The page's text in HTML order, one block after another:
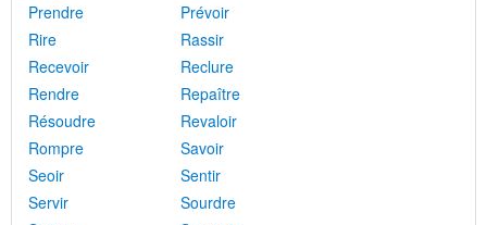
Prendre
Prévoir
Rire
Rassir
Recevoir
Reclure
Rendre
Repaître
Résoudre
Revaloir
Rompre
Savoir
Seoir
Sentir
Servir
Sourdre